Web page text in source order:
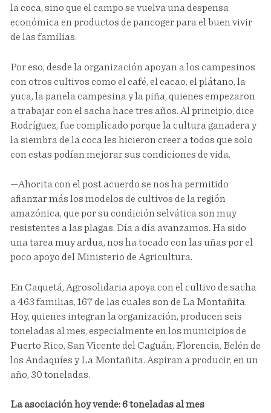
la coca, sino que el campo se vuelva una despensa
económica en productos de pancoger para el buen vivir
de las familias.
Por eso, desde la organización apoyan a los campesinos
con otros cultivos como el café, el cacao, el plátano, la
yuca, la panela campesina y la piña, quienes empezaron
a trabajar con el sacha hace tres años. Al principio, dice
Rodríguez, fue complicado porque la cultura ganadera y
la siembra de la coca les hicieron creer a todos que solo
con estas podían mejorar sus condiciones de vida.
—Ahorita con el post acuerdo se nos ha permitido
afianzar más los modelos de cultivos de la región
amazónica, que por su condición selvática son muy
resistentes a las plagas. Día a día avanzamos. Ha sido
una tarea muy ardua, nos ha tocado con las uñas por el
poco apoyo del Ministerio de Agricultura.
En Caquetá, Agrosolidaria apoya con el cultivo de sacha
a 463 familias, 167 de las cuales son de La Montañita.
Hoy, quienes integran la organización, producen seis
toneladas al mes, especialmente en los municipios de
Puerto Rico, San Vicente del Caguán, Florencia, Belén de
los Andaquíes y La Montañita. Aspiran a producir, en un
año, 30 toneladas.
La asociación hoy vende: 6 toneladas al mes